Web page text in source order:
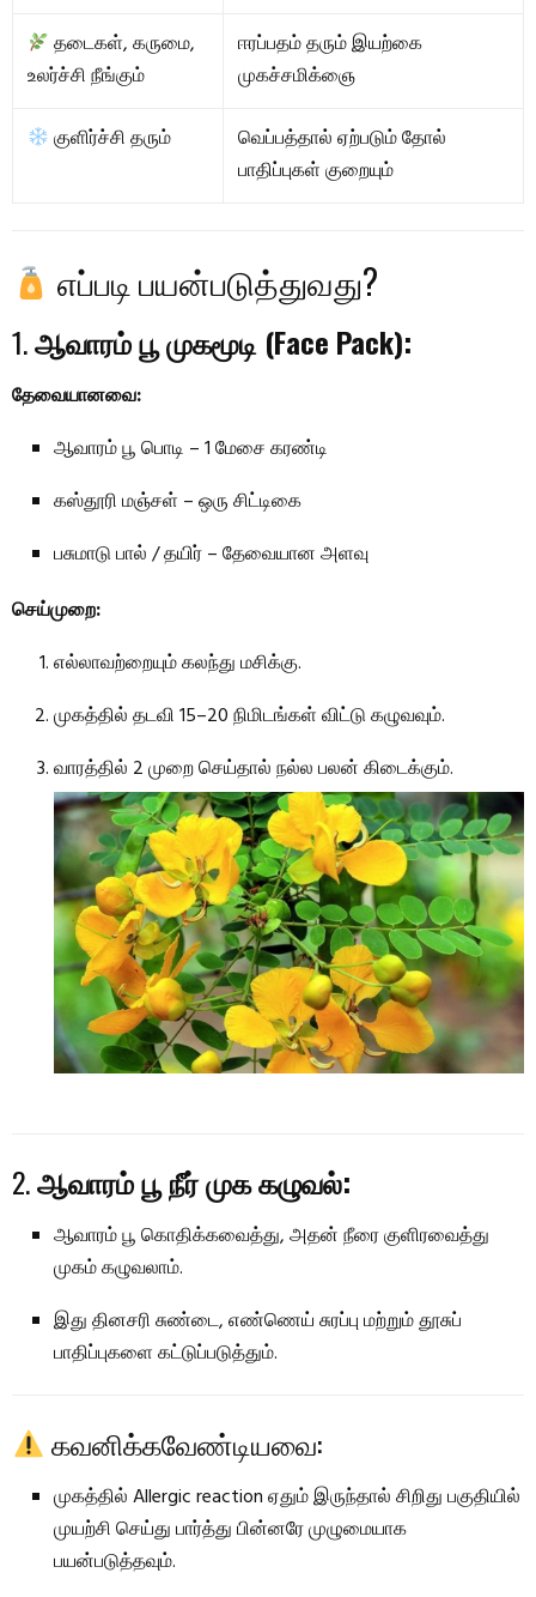
தடைகள், கருமை,
உலர்ச்சி நீங்கும்
ஈரப்பதம் தரும் இயற்கை
முகச்சமிக்ஞை
குளிர்ச்சி தரும்
வெப்பத்தால் ஏற்படும் தோல்
பாதிப்புகள் குறையும்
எப்படி பயன்படுத்துவது?
1.ஆவாரம் பூ முகமூடி (Face Pack):
தேவையானவை:
ஆவாரம் பூ பொடி – 1 மேசை கரண்டி
கஸ்தூரி மஞ்சள் – ஒரு சிட்டிகை
பசுமாடு பால் / தயிர் – தேவையான அளவு
செய்முறை:
எல்லாவற்றையும் கலந்து மசிக்கு.
முகத்தில் தடவி 15–20 நிமிடங்கள் விட்டு கழுவவும்.
வாரத்தில் 2 முறை செய்தால் நல்ல பலன் கிடைக்கும்.
2.ஆவாரம் பூ நீர் முக கழுவல்:
ஆவாரம் பூ கொதிக்கவைத்து, அதன் நீரை குளிரவைத்து
முகம் கழுவலாம்.
இது தினசரி சுண்டை, எண்ணெய் சுரப்பு மற்றும் தூசுப்
பாதிப்புகளை கட்டுப்படுத்தும்.
கவனிக்கவேண்டியவை:
முகத்தில் Allergic reaction ஏதும் இருந்தால் சிறிது பகுதியில்
முயற்சி செய்து பார்த்து பின்னரே முழுமையாக
பயன்படுத்தவும்.